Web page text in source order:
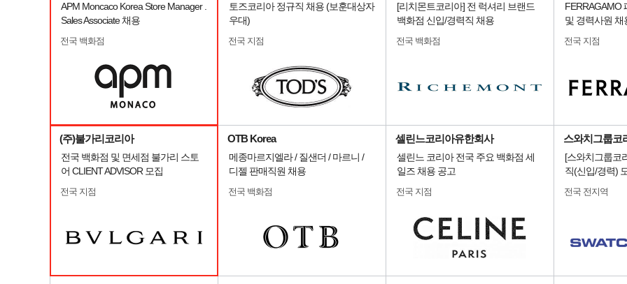
APM Moncaco Korea Store Manager .
Sales Associate 채용
전국 백화점
토즈코리아 정규직 채용 (보훈대상자
우대)
전국 지점
[리치몬트코리아] 전 럭셔리 브랜드
백화점 신입/경력직 채용
전국 백화점
FERRAGAMO
및 경력사원 채
전국 지점
(주)불가리코리아
전국 백화점 및 면세점 불가리 스토
어 CLIENT ADVISOR 모집
전국 지점
OTB Korea
메종마르지엘라 / 질샌더 / 마르니 /
디젤 판매직원 채용
전국 백화점
셀린느코리아유한회사
셀린느 코리아 전국 주요 백화점 세
일즈 채용 공고
전국 지점
스와치그룹코
[스와치그룹코
직(신입/경력)
전국 전지역